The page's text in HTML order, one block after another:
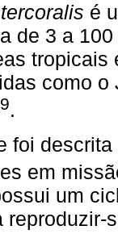
é
de 3 a
como
.
foi
em
um